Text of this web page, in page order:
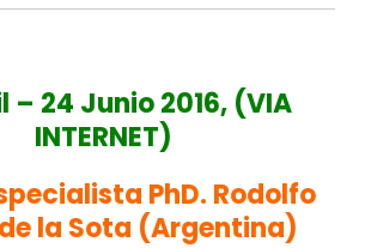
– 24 Junio 2016, (VIA
INTERNET)
PhD. Rodolfo
la Sota (Argentina)